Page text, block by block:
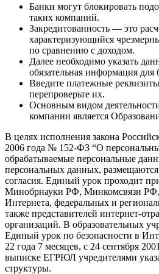
Банки могут блокировать
таких компаний.
Закредитованность — это
характеризующийся
по сравнению с доходом.
Далее необходимо указать
обязательная информация
Введите платежные
перепроверьте их.
Основным видом
компании является
В целях исполнения закона
2006 года № 152-ФЗ “О
обрабатываемые персональные
персональных данных,
согласия. Единый урок проходит
Минобрнауки РФ, Минкомсвязи РФ,
Интернета, федеральных и
также представителей интернет-
организаций. В образовательных
Единый урок по безопасности в
22 года 7 месяцев, с 24 сентября
выписке ЕГРЮЛ учредителями
структуры.